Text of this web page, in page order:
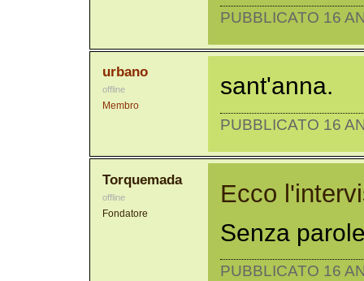
PUBBLICATO 16
urbano
offline
Membro
sant'anna.
PUBBLICATO 16
Torquemada
offline
Fondatore
Ecco
Senza
PUBBLICATO 16